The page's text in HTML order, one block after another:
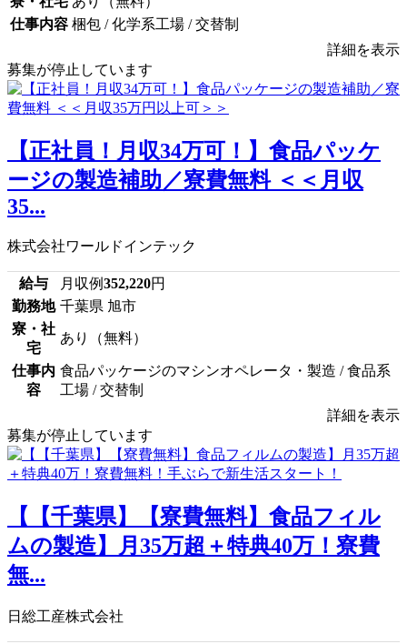
仕事内容 梱包 / 化学系工場 / 交替制
詳細を表示
募集が停止しています
【正社員！月収34万可！】食品パッケ
ージの製造補助／寮費無料 ＜＜月収
35...
株式会社ワールドインテック
給与 月収例352,220円
勤務地 千葉県 旭市
寮・社
宅
あり（無料）
仕事内
容
食品パッケージのマシンオペレータ・製造 / 食品系
工場 / 交替制
詳細を表示
募集が停止しています
【【千葉県】【寮費無料】食品フィル
ムの製造】月35万超＋特典40万！寮費
無...
日総工産株式会社